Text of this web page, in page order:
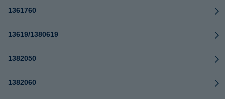
1361760
13619/1380619
1382050
1382060